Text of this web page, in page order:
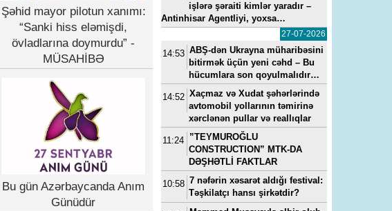
Şəhid mayor pilotun xanımı:
“Sanki hiss eləmişdi,
övladlarına doymurdu” -
MÜSAHİBƏ
Bu gün Azərbaycanda Anım
Günüdür
işlərə şəraiti kimlər yaradır –
Antinhisar Agentliyi, yoxsa…
27-07-2026
14:53 ABŞ-dən Ukrayna müharibəsini
bitirmək üçün yeni cəhd – Bu
hücumlara son qoyulmalıdır…
14:52 Xaçmaz və Xudat şəhərlərində
avtomobil yollarının təmirinə
xərclənən pullar və reallıqlar
11:24 ”TEYMUROĞLU
CONSTRUCTION” MTK-DA
DƏŞHƏTLİ FAKTLAR
10:58 7 nəfərin xəsarət aldığı festival:
Təşkilatçı hansı şirkətdir?